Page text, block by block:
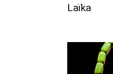
Laïka